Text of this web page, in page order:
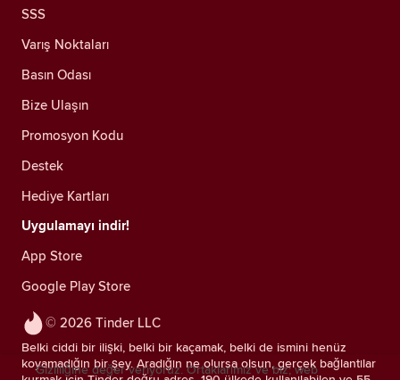
© 2026 Tinder LLC
Belki ciddi bir ilişki, belki bir kaçamak, belki de ismini henüz
koyamadığın bir şey. Aradığın ne olursa olsun, gerçek bağlantılar
SSS
Varış Noktaları
Basın Odası
Bize Ulaşın
Promosyon Kodu
Destek
Hediye Kartları
Uygulamayı indir!
App Store
Google Play Store
Gizliliğine değer veriyoruz. Ortaklarımız ve biz; web